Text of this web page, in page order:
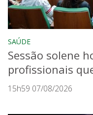
SAÚDE
Sessão solene
profissionais
15h59 07/08/2026